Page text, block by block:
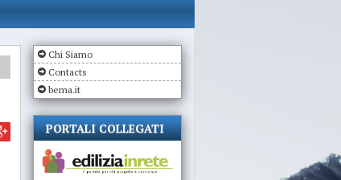
Chi Siamo
Contacts
bema.it
PORTALI COLLEGATI